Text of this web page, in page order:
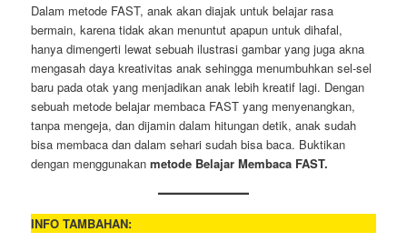
Dalam metode FAST, anak akan diajak untuk belajar rasa
bermain, karena tidak akan menuntut apapun untuk dihafal,
hanya dimengerti lewat sebuah ilustrasi gambar yang juga akna
mengasah daya kreativitas anak sehingga menumbuhkan sel-sel
baru pada otak yang menjadikan anak lebih kreatif lagi. Dengan
sebuah metode belajar membaca FAST yang menyenangkan,
tanpa mengeja, dan dijamin dalam hitungan detik, anak sudah
bisa membaca dan dalam sehari sudah bisa baca. Buktikan
dengan menggunakanmetode Belajar Membaca FAST.
INFO TAMBAHAN: